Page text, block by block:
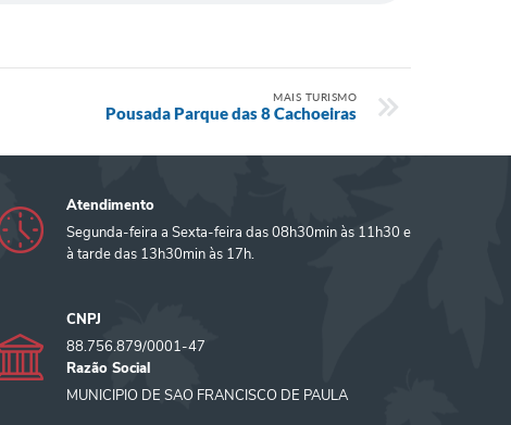
MAIS TURISMO
Pousada Parque das 8 Cachoeiras
Atendimento
Segunda-feira a Sexta-feira das 08h30min às 11h30 e
à tarde das 13h30min às 17h.
CNPJ
88.756.879/0001-47
Razão Social
MUNICIPIO DE SAO FRANCISCO DE PAULA